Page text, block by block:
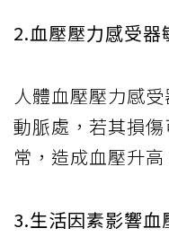
2.血壓壓力感受器
人體血壓壓力感
動脈處，若其損
常，造成血壓升高
3.生活因素影響血